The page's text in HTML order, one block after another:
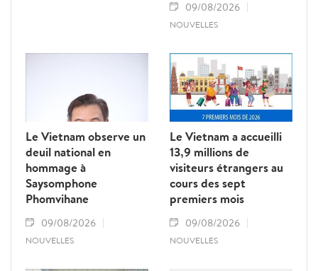
09/08/2026
NOUVELLES
Le Vietnam observe un
deuil national en
hommage à
Saysomphone
Phomvihane
09/08/2026
NOUVELLES
Le Vietnam a accueilli
13,9 millions de
visiteurs étrangers au
cours des sept
premiers mois
09/08/2026
NOUVELLES